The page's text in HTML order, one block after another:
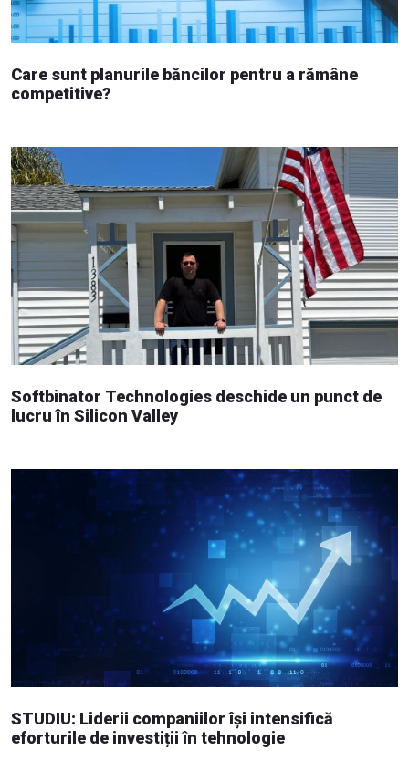
Care sunt planurile băncilor pentru a rămâne
competitive?
Softbinator Technologies deschide un punct de
lucru în Silicon Valley
STUDIU: Liderii companiilor își intensifică
eforturile de investiții în tehnologie